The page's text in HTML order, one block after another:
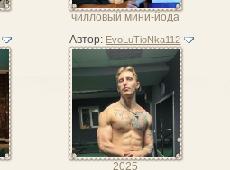
чилловый мини-йода
Автор: EvoLuTioNka112
2025